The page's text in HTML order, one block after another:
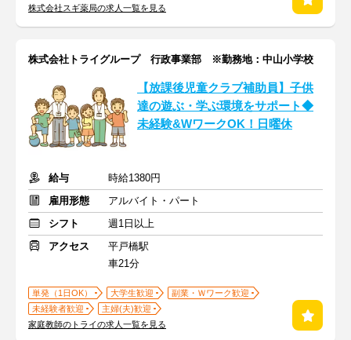
株式会社スギ薬局の求人一覧を見る
株式会社トライグループ 行政事業部 ※勤務地：中山小学校
【放課後児童クラブ補助員】子供
達の遊ぶ・学ぶ環境をサポート◆
未経験&WワークOK！日曜休
給与
時給1380円
雇用形態
アルバイト・パート
シフト
週1日以上
アクセス
平戸橋駅
車21分
単発（1日OK） 大学生歓迎
副業・Ｗワーク歓迎
未経験者歓迎
主婦(夫)歓迎
家庭教師のトライの求人一覧を見る